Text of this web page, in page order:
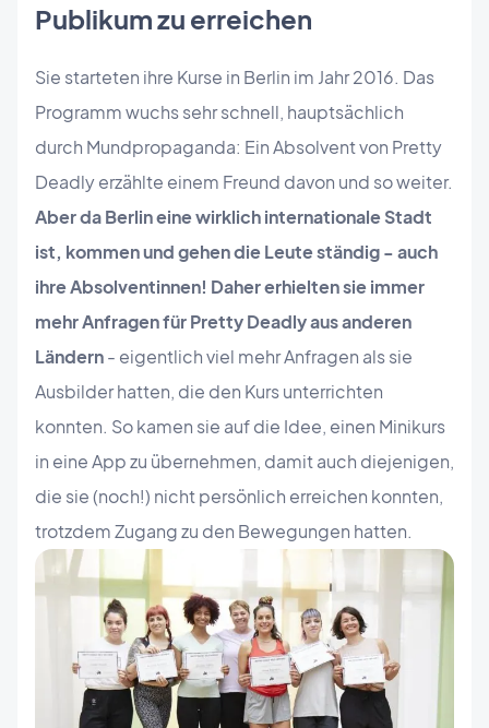
Publikum zu erreichen
Sie starteten ihre Kurse in Berlin im Jahr 2016. Das
Programm wuchs sehr schnell, hauptsächlich
durch Mundpropaganda: Ein Absolvent von Pretty
Deadly erzählte einem Freund davon und so weiter.
Aber da Berlin eine wirklich internationale Stadt
ist, kommen und gehen die Leute ständig - auch
ihre Absolventinnen! Daher erhielten sie immer
mehr Anfragen für Pretty Deadly aus anderen
Ländern- eigentlich viel mehr Anfragen als sie
Ausbilder hatten, die den Kurs unterrichten
konnten. So kamen sie auf die Idee, einen Minikurs
in eine App zu übernehmen, damit auch diejenigen,
die sie (noch!) nicht persönlich erreichen konnten,
trotzdem Zugang zu den Bewegungen hatten.